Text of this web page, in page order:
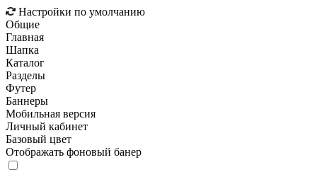
Настройки по умолчанию
Общие
Главная
Шапка
Каталог
Разделы
Футер
Баннеры
Мобильная версия
Личный кабинет
Базовый цвет
Отображать фоновый банер